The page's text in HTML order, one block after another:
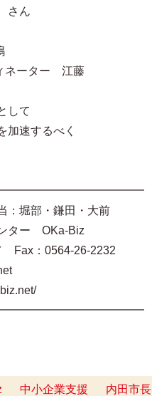
さん
ネーター 江藤
して
加速するべく
堀部・鎌田・大前
ター OKa-Biz
：0564-26-2232
中小企業支援 内田市長